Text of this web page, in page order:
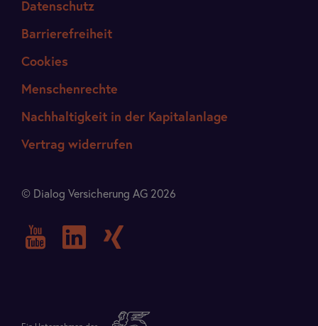
Datenschutz
Barrierefreiheit
Cookies
Menschenrechte
Nachhaltigkeit in der Kapitalanlage
Vertrag widerrufen
© Dialog Versicherung AG 2026